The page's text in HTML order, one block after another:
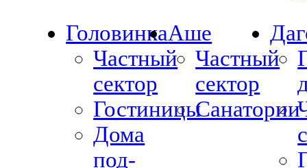
Головинка
Частный
сектор
Гостиницы
Дома
под-
Аше
Частный
сектор
Санатории